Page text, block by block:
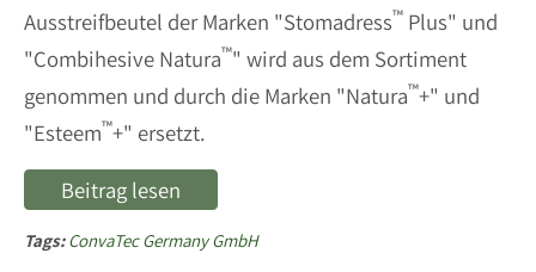
Ausstreifbeutel der Marken "Stomadress™ Plus" und
"Combihesive Natura™" wird aus dem Sortiment
genommen und durch die Marken "Natura™+" und
"Esteem™+" ersetzt.
Beitrag lesen
Tags:ConvaTec Germany GmbH